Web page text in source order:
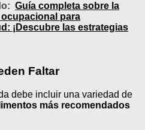
Guía completa sobre la
para
¡Descubre las estrategias
Faltar
debe incluir una variedad de
más recomendados